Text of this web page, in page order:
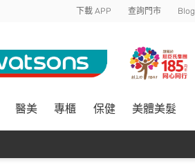
下載 APP 查詢門市 Blog
醫美 專櫃 保健 美體美髮